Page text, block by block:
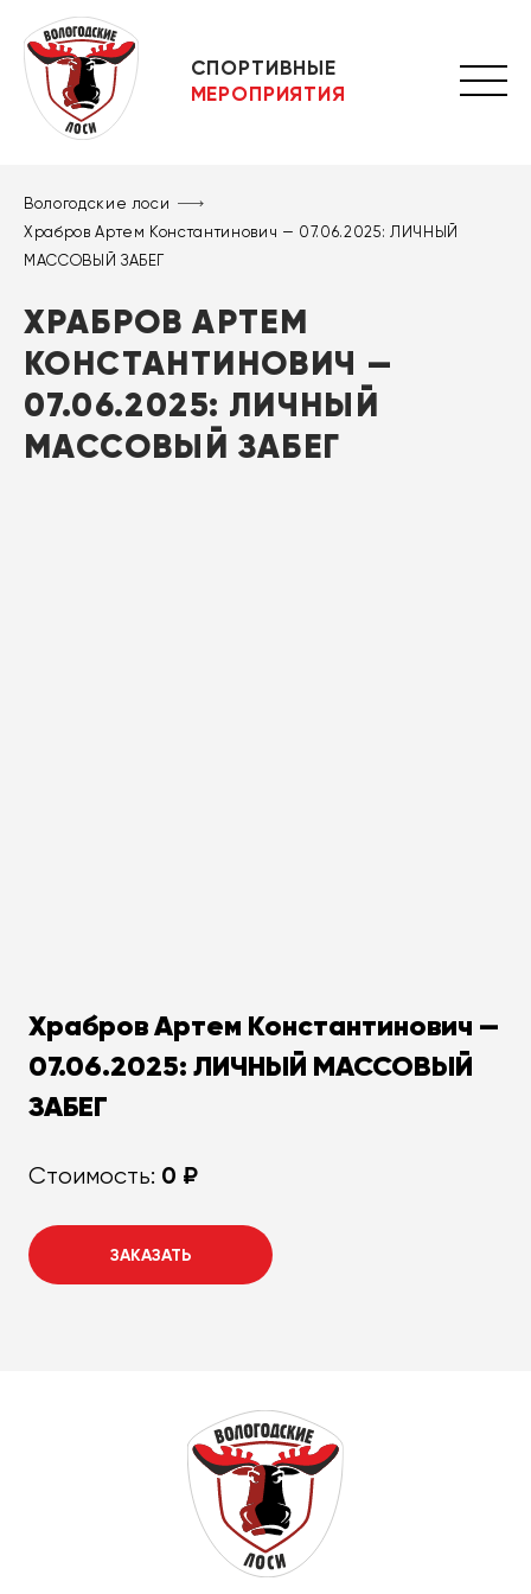
СПОРТИВНЫЕ
МЕРОПРИЯТИЯ
Вологодские лоси
Храбров Артем Константинович — 07.06.2025: ЛИЧНЫЙ
МАССОВЫЙ ЗАБЕГ
ХРАБРОВ АРТЕМ
КОНСТАНТИНОВИЧ —
07.06.2025: ЛИЧНЫЙ
МАССОВЫЙ ЗАБЕГ
Храбров Артем Константинович —
07.06.2025: ЛИЧНЫЙ МАССОВЫЙ
ЗАБЕГ
Стоимость: 0 ₽
ЗАКАЗАТЬ